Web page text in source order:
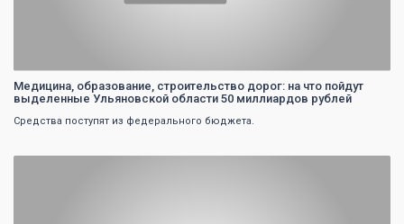
Медицина, образование, строительство дорог: на что пойдут
выделенные Ульяновской области 50 миллиардов рублей
Средства поступят из федерального бюджета.